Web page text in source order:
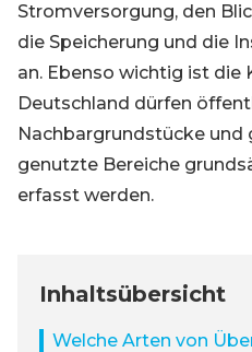
Stromversorgung, den
die Speicherung und die
an. Ebenso wichtig ist die
Deutschland dürfen
Nachbargrundstücke und
genutzte Bereiche
erfasst werden.
Inhaltsübersicht
Welche Arten von